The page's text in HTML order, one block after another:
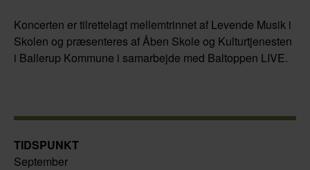
Koncerten er tilrettelagt mellemtrinnet af Levende Musik i
Skolen og præsenteres af Åben Skole og Kulturtjenesten
i Ballerup Kommune i samarbejde med Baltoppen LIVE.
TIDSPUNKT
September